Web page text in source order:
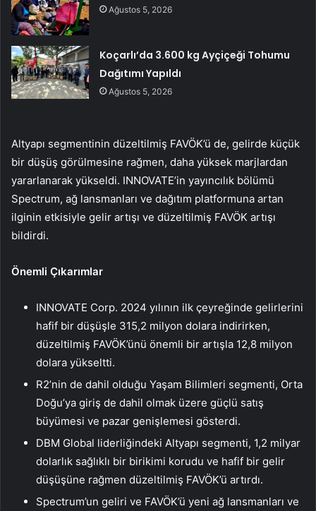
Ağustos 5, 2026
Koçarlı’da 3.600 kg Ayçiçeği Tohumu
Dağıtımı Yapıldı
Ağustos 5, 2026
Altyapı segmentinin düzeltilmiş FAVÖK’ü de, gelirde küçük
bir düşüş görülmesine rağmen, daha yüksek marjlardan
yararlanarak yükseldi. INNOVATE’in yayıncılık bölümü
Spectrum, ağ lansmanları ve dağıtım platformuna artan
ilginin etkisiyle gelir artışı ve düzeltilmiş FAVÖK artışı
bildirdi.
Önemli Çıkarımlar
INNOVATE Corp. 2024 yılının ilk çeyreğinde gelirlerini
hafif bir düşüşle 315,2 milyon dolara indirirken,
düzeltilmiş FAVÖK’ünü önemli bir artışla 12,8 milyon
dolara yükseltti.
R2’nin de dahil olduğu Yaşam Bilimleri segmenti, Orta
Doğu’ya giriş de dahil olmak üzere güçlü satış
büyümesi ve pazar genişlemesi gösterdi.
DBM Global liderliğindeki Altyapı segmenti, 1,2 milyar
dolarlık sağlıklı bir birikimi korudu ve hafif bir gelir
düşüşüne rağmen düzeltilmiş FAVÖK’ü artırdı.
Spectrum’un geliri ve FAVÖK’ü yeni ağ lansmanları ve